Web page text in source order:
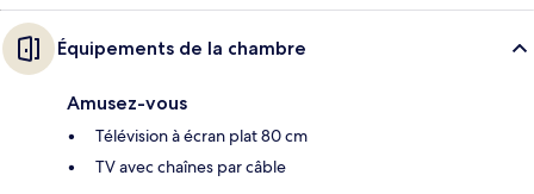
Équipements de la chambre
Amusez-vous
Télévision à écran plat 80 cm
TV avec chaînes par câble